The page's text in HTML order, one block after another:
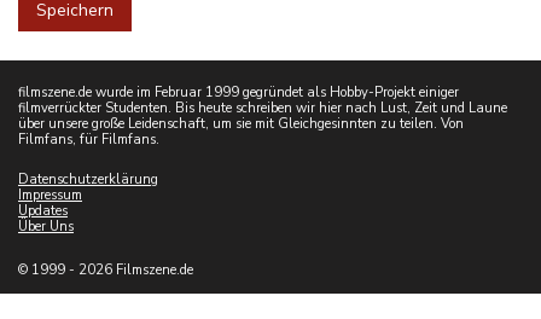
filmszene.de wurde im Februar 1999 gegründet als Hobby-Projekt einiger
filmverrückter Studenten. Bis heute schreiben wir hier nach Lust, Zeit und Laune
über unsere große Leidenschaft, um sie mit Gleichgesinnten zu teilen. Von
Filmfans, für Filmfans.
Datenschutzerklärung
Impressum
Updates
Über Uns
© 1999 - 2026 Filmszene.de